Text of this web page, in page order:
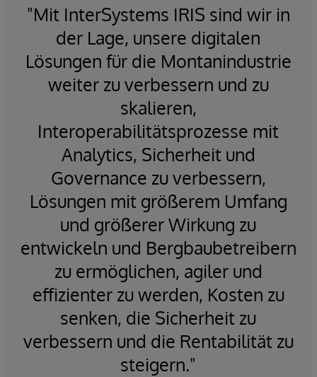
"Mit InterSystems IRIS sind wir in
der Lage, unsere digitalen
Lösungen für die Montanindustrie
weiter zu verbessern und zu
skalieren,
Interoperabilitätsprozesse mit
Analytics, Sicherheit und
Governance zu verbessern,
Lösungen mit größerem Umfang
und größerer Wirkung zu
entwickeln und Bergbaubetreibern
zu ermöglichen, agiler und
effizienter zu werden, Kosten zu
senken, die Sicherheit zu
verbessern und die Rentabilität zu
steigern."